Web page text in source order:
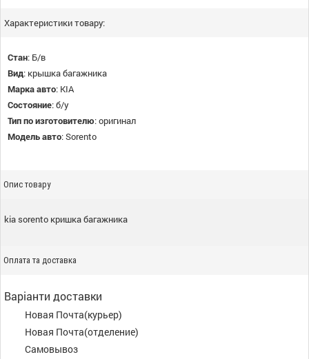
Характеристики товару:
Стан: Б/в
Вид: крышка багажника
Марка авто: KIA
Состояние:б/у
Тип по изготовителю:оригинал
Модель авто:Sorento
Опис товару
kia sorento кришка багажника
Оплата та доставка
Варіанти доставки
Новая Почта(курьер)
Новая Почта(отделение)
Самовывоз